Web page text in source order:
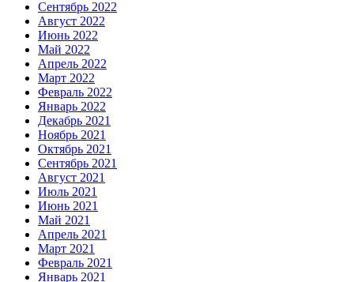
Сентябрь 2022
Август 2022
Июнь 2022
Май 2022
Апрель 2022
Март 2022
Февраль 2022
Январь 2022
Декабрь 2021
Ноябрь 2021
Октябрь 2021
Сентябрь 2021
Август 2021
Июль 2021
Июнь 2021
Май 2021
Апрель 2021
Март 2021
Февраль 2021
Январь 2021